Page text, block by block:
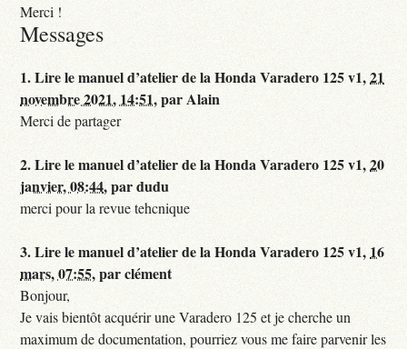
Merci !
Messages
1.Lire le manuel d’atelier de la Honda Varadero 125 v1,21
novembre 2021, 14:51,parAlain
Merci de partager
2.Lire le manuel d’atelier de la Honda Varadero 125 v1,20
janvier, 08:44,pardudu
merci pour la revue tehcnique
3.Lire le manuel d’atelier de la Honda Varadero 125 v1, 16
mars, 07:55,parclément
Bonjour,
Je vais bientôt acquérir une Varadero 125 et je cherche un
maximum de documentation, pourriez vous me faire parvenir les